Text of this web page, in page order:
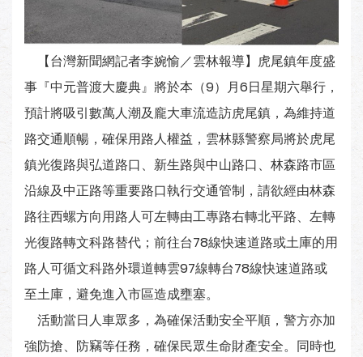
【台灣新聞網記者李婉愉／雲林報導】虎尾鎮年度盛
事『中元普渡大慶典』將於本（9）月6日星期六舉行，
預計將吸引數萬人潮及龐大車流造訪虎尾鎮，為維持道
路交通順暢，確保用路人權益，雲林縣警察局將於虎尾
鎮光復路與弘道路口、新生路與中山路口、林森路市區
沿線及中正路等重要路口執行交通管制，請欲經由林森
路往西螺方向用路人可左轉由工專路右轉北平路、左轉
光復路轉文科路替代；前往台78線快速道路或土庫的用
路人可循文科路外環道轉雲97線轉台78線快速道路或
至土庫，避免進入市區造成壅塞。
活動當日人車眾多，為確保活動安全平順，警方亦加
強防搶、防竊等任務，確保民眾生命財產安全。同時也